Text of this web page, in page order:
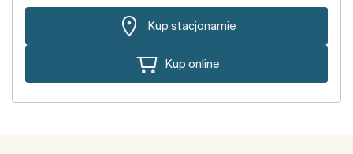
Kup stacjonarnie
Kup online